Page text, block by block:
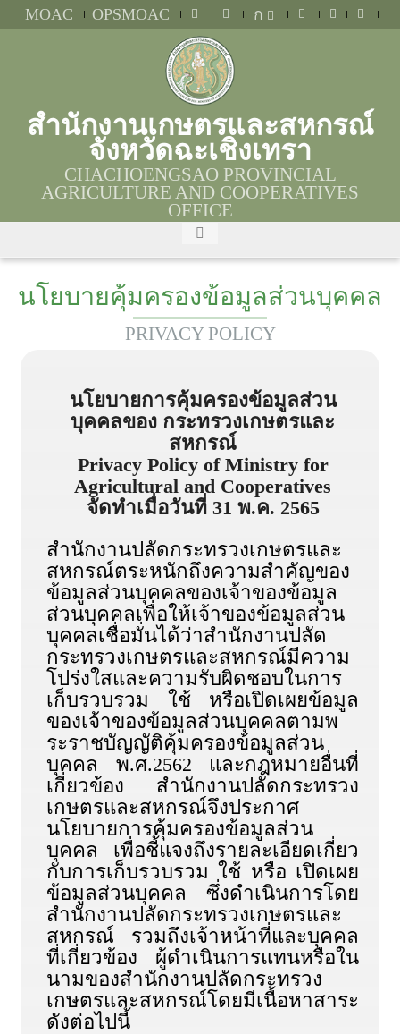
MOAC OPSMOAC ก
สำนักงานเกษตรและสหกรณ์
จังหวัดฉะเชิงเทรา
CHACHOENGSAO PROVINCIAL
AGRICULTURE AND COOPERATIVES
OFFICE
นโยบายคุ้มครองข้อมูลส่วนบุคคล
PRIVACY POLICY
นโยบายการคุ้มครองข้อมูลส่วน
บุคคลของ กระทรวงเกษตรและ
สหกรณ์
Privacy Policy of Ministry for
Agricultural and Cooperatives
จัดทําเมื่อวันที่ 31 พ.ค. 2565
สำนักงานปลัดกระทรวงเกษตรและ
สหกรณ์ตระหนักถึงความสำคัญของ
ข้อมูลส่วนบุคคลของเจ้าของข้อมูล
ส่วนบุคคลเพื่อให้เจ้าของข้อมูลส่วน
บุคคลเชื่อมั่นได้ว่าสำนักงานปลัด
กระทรวงเกษตรและสหกรณ์มีความ
โปร่งใสและความรับผิดชอบในการ
เก็บรวบรวม ใช้ หรือเปิดเผยข้อมูล
ของเจ้าของข้อมูลส่วนบุคคลตามพ
ระราชบัญญัติคุ้มครองข้อมูลส่วน
บุคคล พ.ศ.2562 และกฎหมายอื่นที่
เกี่ยวข้อง สำนักงานปลัดกระทรวง
เกษตรและสหกรณ์จึงประกาศ
นโยบายการคุ้มครองข้อมูลส่วน
บุคคล เพื่อชี้แจงถึงรายละเอียดเกี่ยว
กับการเก็บรวบรวม ใช้ หรือ เปิดเผย
ข้อมูลส่วนบุคคล ซึ่งดำเนินการโดย
สำนักงานปลัดกระทรวงเกษตรและ
สหกรณ์ รวมถึงเจ้าหน้าที่และบุคคล
ที่เกี่ยวข้อง ผู้ดำเนินการแทนหรือใน
นามของสำนักงานปลัดกระทรวง
เกษตรและสหกรณ์โดยมีเนื้อหาสาระ
ดังต่อไปนี้